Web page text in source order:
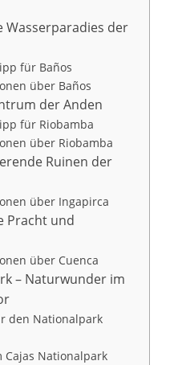
Wasserparadies der
für Baños
über Baños
der Anden
für Riobamba
über Riobamba
Ruinen der
über Ingapirca
Pracht und
über Cuenca
– Naturwunder im
den Nationalpark
Cajas Nationalpark